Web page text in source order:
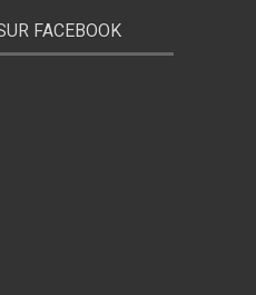
FACEBOOK